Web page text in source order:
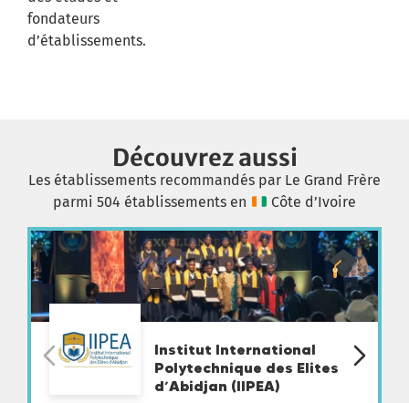
fondateurs
d’établissements.
Découvrez aussi
Les établissements recommandés par Le Grand Frère
parmi 504 établissements en
Côte d’Ivoire
Institut International
Polytechnique des Elites
d’Abidjan (IIPEA)